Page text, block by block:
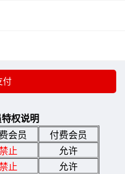
权说明
会员
付费会员
止
允许
止
允许